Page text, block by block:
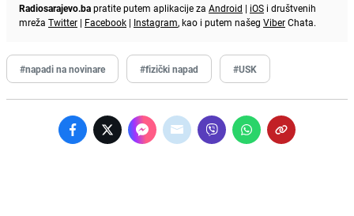
Radiosarajevo.bapratite putem aplikacije za Android | iOS i društvenih
mreža Twitter | Facebook | Instagram, kao i putem našeg ViberChata.
#napadi na novinare #fizički napad #USK